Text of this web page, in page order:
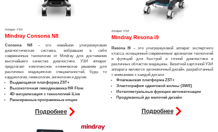
Эндоваскулярные технологии
Аппарат УЗИ
Mindray Consona N8
Consona N8– это новейшая ультразвуковая
диагностическая система, вобравшая в себя
современные технологии от Mindray для достижения
высочайшего качества диагностики. УЗИ аппарат
предлагает комплексное клиническое решение для
различных медицинских специальностей, будь то
кардиология, гинекология, ангиология и другие.​
Выдающаяся платформа ZST+
Высокоточная гемодинамика HR Flow
4D-визуализация с технологией iLive
Расширенные программные опции
Подробнее
Аппарат УЗИ
Mindray Resona i9
Resona I9 – это ультразвуковой аппарат экспертного
класса, оснащенный современным арсеналом технологий
и функций для быстрой и точной диагностики в
различных областях медицины. Визитной карточной УЗИ
аппарата является эргономичный дизайн, разработанный
с вниманием к каждой детали
Флагманская платформа ZST+
Эластография сдвиговой волны (SWE)
Интеллектуальные функции автоматизации
Продуманный до мелочей дизайн
Подробнее